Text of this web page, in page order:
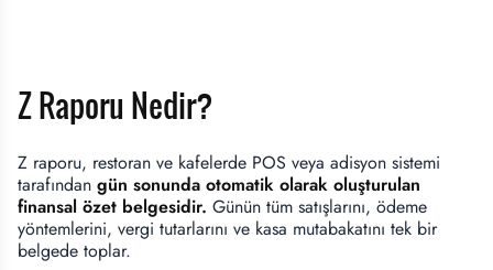
Z Raporu Nedir?
Z raporu, restoran ve kafelerde POS veya adisyon sistemi
tarafından gün sonunda otomatik olarak oluşturulan
finansal özet belgesidir. Günün tüm satışlarını, ödeme
yöntemlerini, vergi tutarlarını ve kasa mutabakatını tek bir
belgede toplar.